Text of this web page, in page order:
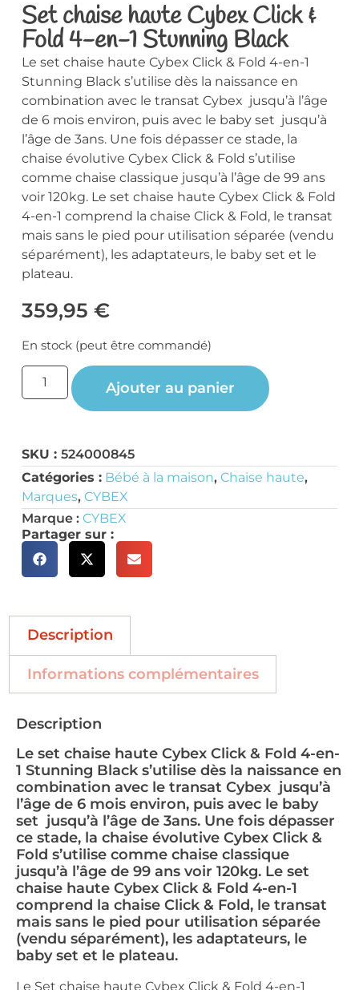
Set chaise haute Cybex Click &
Fold 4-en-1 Stunning Black
Le set chaise haute Cybex Click & Fold 4-en-1
Stunning Black s’utilise dès la naissance en
combination avec le transat Cybex jusqu’à l’âge
de 6 mois environ, puis avec le baby set jusqu’à
l’âge de 3ans. Une fois dépasser ce stade, la
chaise évolutive Cybex Click & Fold s’utilise
comme chaise classique jusqu’à l’âge de 99 ans
voir 120kg. Le set chaise haute Cybex Click & Fold
4-en-1 comprend la chaise Click & Fold, le transat
mais sans le pied pour utilisation séparée (vendu
séparément), les adaptateurs, le baby set et le
plateau.
359,95 €
En stock (peut être commandé)
Ajouter au panier
SKU : 524000845
Catégories : Bébé à la maison, Chaise haute,
Marques, CYBEX
Marque : CYBEX
Partager sur :
Description
Informations complémentaires
Description
Le set chaise haute Cybex Click & Fold 4-en-
1 Stunning Black s’utilise dès la naissance en
combination avec le transat Cybex jusqu’à
l’âge de 6 mois environ, puis avec le baby
set jusqu’à l’âge de 3ans. Une fois dépasser
ce stade, la chaise évolutive Cybex Click &
Fold s’utilise comme chaise classique
jusqu’à l’âge de 99 ans voir 120kg. Le set
chaise haute Cybex Click & Fold 4-en-1
comprend la chaise Click & Fold, le transat
mais sans le pied pour utilisation séparée
(vendu séparément), les adaptateurs, le
baby set et le plateau.
Le Set chaise haute Cybex Click & Fold 4-en-1